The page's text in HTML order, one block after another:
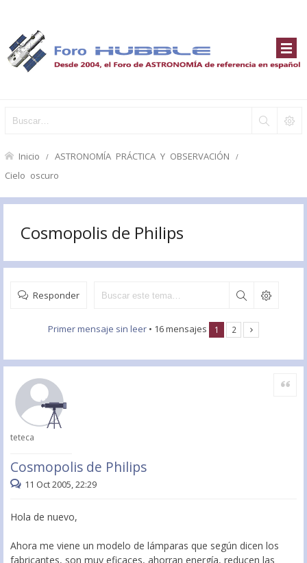
Inicio ASTRONOMÍA PRÁCTICA Y OBSERVACIÓN
Cielo oscuro
Cosmopolis de Philips
Responder
Primer mensaje sin leer • 16 mensajes 1 2
teteca
Cosmopolis de Philips
Citar
11 Oct 2005, 22:29
Hola de nuevo,
Ahora me viene un modelo de lámparas que según dicen los
fabricantes, son muy eficaces, ahorran energía, reducen las